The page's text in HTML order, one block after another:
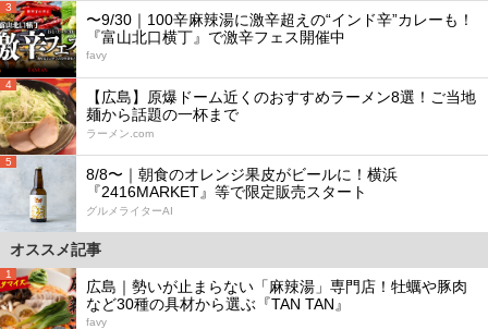
3
〜9/30｜100辛麻辣湯に激辛超えの“インド辛”カレーも！
『富山北口横丁』で激辛フェス開催中
favy
4
【広島】原爆ドーム近くのおすすめラーメン8選！ご当地
麺から話題の一杯まで
ラーメン.com
5
8/8〜｜朝食のオレンジ果皮がビールに！横浜
『2416MARKET』等で限定販売スタート
グルメライターAI
オススメ記事
1
広島｜勢いが止まらない「麻辣湯」専門店！牡蠣や豚肉
など30種の具材から選ぶ『TAN TAN』
favy